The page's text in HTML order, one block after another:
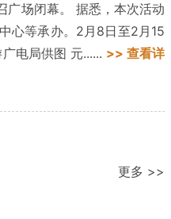
广场闭幕。 据悉，本次活动
心等承办。2月8日至2月15
电局供图 元...... >> 查看详
更多 >>